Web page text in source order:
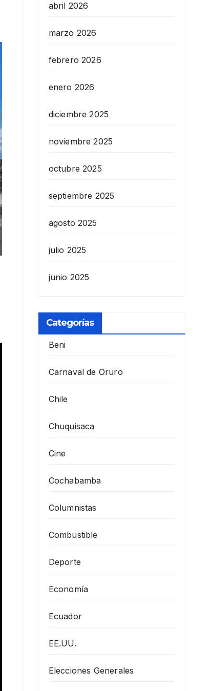
abril 2026
marzo 2026
febrero 2026
enero 2026
diciembre 2025
noviembre 2025
octubre 2025
septiembre 2025
agosto 2025
julio 2025
junio 2025
Categorías
Beni
Carnaval de Oruro
Chile
Chuquisaca
Cine
Cochabamba
Columnistas
Combustible
Deporte
Economía
Ecuador
EE.UU.
Elecciones Generales